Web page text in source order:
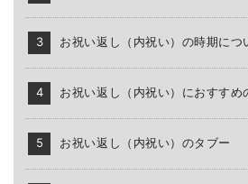
お祝い返し（内祝い）の時期につ
お祝い返し（内祝い）におすすめ
お祝い返し（内祝い）のタブー